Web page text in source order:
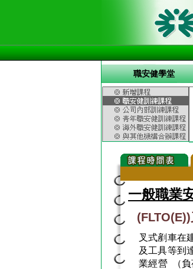
職安健學堂
一般職業
叉式剷車在
及工具等到
業經營 （負